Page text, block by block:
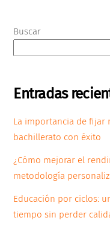
Buscar
Entradas
La importancia de fijar
bachillerato con éxito
¿Cómo mejorar el
metodología
Educación por ciclos:
tiempo sin perder